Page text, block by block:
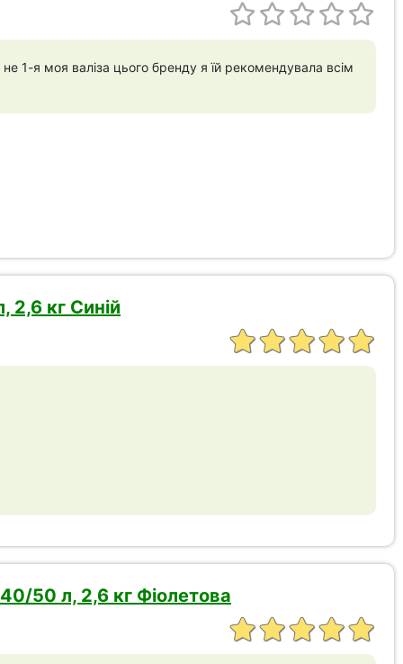
1-я моя валіза цього бренду я їй рекомендувала всім
2,6 кг Синій
50 л, 2,6 кг Фіолетова